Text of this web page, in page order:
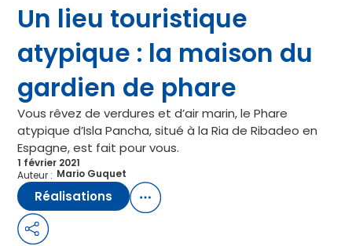
Un lieu touristique
atypique : la maison du
gardien de phare
Vous rêvez de verdures et d’air marin, le Phare
atypique d’Isla Pancha, situé à la Ria de Ribadeo en
Espagne, est fait pour vous.
1 février 2021
Auteur : Mario Guquet
Réalisations